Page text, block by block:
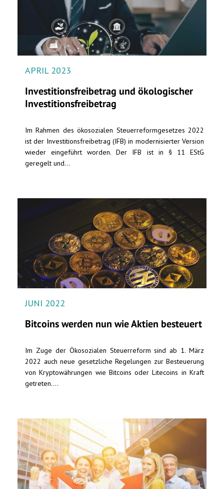
APRIL 2023
Investitionsfreibetrag und ökologischer
Investitionsfreibetrag
Im Rahmen des ökosozialen Steuerreformgesetzes 2022
ist der Investitionsfreibetrag (IFB) in modernisierter Version
wieder eingeführt worden. Der IFB ist in § 11 EStG
geregelt und...
JUNI 2022
Bitcoins werden nun wie Aktien besteuert
Im Zuge der Ökosozialen Steuerreform sind ab 1. März
2022 auch neue gesetzliche Regelungen zur Besteuerung
von Kryptowährungen wie Bitcoins oder Litecoins in Kraft
getreten....